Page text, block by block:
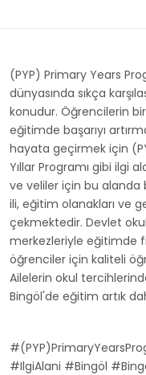
(PYP) Primary Years
dünyasında sıkça
konudur. Öğrencilerin
eğitimde başarıyı
hayata geçirmek için
Yıllar Programı gibi ilgi
ve veliler için bu alanda
ili, eğitim olanakları ve
çekmektedir. Devlet
merkezleriyle eğitimde
öğrenciler için kaliteli
Ailelerin okul
Bingöl'de eğitim artık
#IlgiAlani #Bingöl